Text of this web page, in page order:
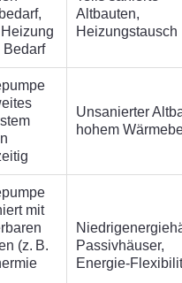
Bedarf
Altbauten,
Heizungstausch
Unsanierter
hohem
mit
(z. B.
Passivhäuser,
Energie-